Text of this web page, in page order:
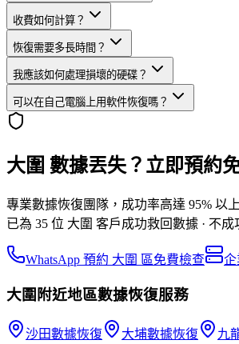
收費如何計算？
恢復需要多長時間？
我應該如何處理損壞的硬碟？
可以在自己電腦上用軟件恢復嗎？
大圍 數據丟失？立即預約
專業數據恢復團隊，成功率高達 95% 以上
已為 35 位 大圍 客戶成功救回數據 · 不成
WhatsApp 預約 大圍 區免費檢查 企
大圍 附近地區數據恢復服務
沙田數據恢復 大埔數據恢復 九